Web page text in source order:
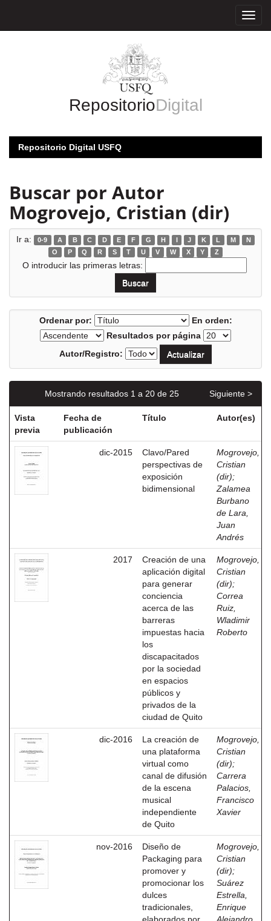
RepositorioDigital
Repositorio Digital USFQ
Buscar por Autor
Mogrovejo, Cristian (dir)
Ir a: 0-9 A B C D E F G H I J K L M
N
O
P Q R S T U V W X Y Z
O introducir las primeras letras:
Ordenar por:
En orden:
Resultados por página
Autor/Registro:
Mostrando resultados 1 a 20 de 25 Siguiente >
Vista
previa
Fecha de
publicación
Título Autor(es)
dic-2015
Clavo/Pared
perspectivas de
exposición
bidimensional
Mogrovejo,
Cristian
(dir);
Zalamea
Burbano
de Lara,
Juan
Andrés
2017
Creación de una
aplicación digital
para generar
conciencia
acerca de las
barreras
impuestas hacia
los
discapacitados
por la sociedad
en espacios
públicos y
privados de la
ciudad de Quito
Mogrovejo,
Cristian
(dir);
Correa
Ruiz,
Wladimir
Roberto
dic-2016
La creación de
una plataforma
virtual como
canal de difusión
de la escena
musical
independiente
de Quito
Mogrovejo,
Cristian
(dir);
Carrera
Palacios,
Francisco
Xavier
nov-2016
Diseño de
Packaging para
promover y
promocionar los
dulces
tradicionales,
Mogrovejo,
Cristian
(dir);
Suárez
Estrella,
Enrique